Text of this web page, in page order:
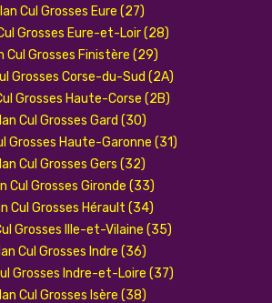
Cul Grosses Eure (27)
Grosses Eure-et-Loir (28)
Cul Grosses Finistère (29)
Grosses Corse-du-Sud (2A)
Grosses Haute-Corse (2B)
Cul Grosses Gard (30)
Grosses Haute-Garonne (31)
Cul Grosses Gers (32)
Cul Grosses Gironde (33)
Cul Grosses Hérault (34)
Grosses Ille-et-Vilaine (35)
Cul Grosses Indre (36)
Grosses Indre-et-Loire (37)
Cul Grosses Isère (38)